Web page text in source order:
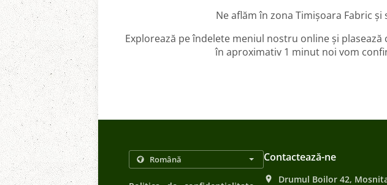
Ne aflăm în zona Timișoara Fabric
Explorează pe îndelete meniul nostru online și
în aproximativ 1 minut noi vom
Contactează-ne
Drumul Boilor 42,